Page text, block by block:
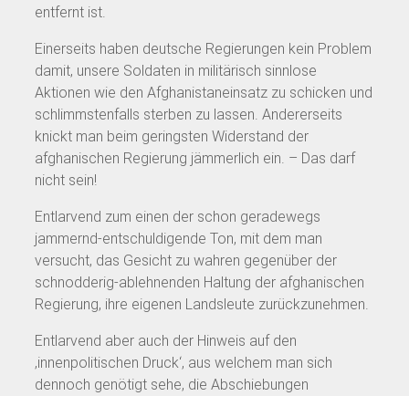
entfernt ist.
Einerseits haben deutsche Regierungen kein Problem
damit, unsere Soldaten in militärisch sinnlose
Aktionen wie den Afghanistaneinsatz zu schicken und
schlimmstenfalls sterben zu lassen. Andererseits
knickt man beim geringsten Widerstand der
afghanischen Regierung jämmerlich ein. – Das darf
nicht sein!
Entlarvend zum einen der schon geradewegs
jammernd-entschuldigende Ton, mit dem man
versucht, das Gesicht zu wahren gegenüber der
schnodderig-ablehnenden Haltung der afghanischen
Regierung, ihre eigenen Landsleute zurückzunehmen.
Entlarvend aber auch der Hinweis auf den
‚innenpolitischen Druck‘, aus welchem man sich
dennoch genötigt sehe, die Abschiebungen